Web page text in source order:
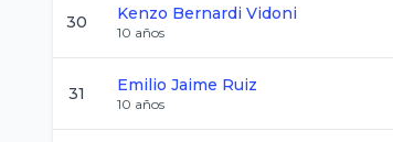
30 Kenzo Bernardi Vidoni
10 años
31 Emilio Jaime Ruiz
10 años